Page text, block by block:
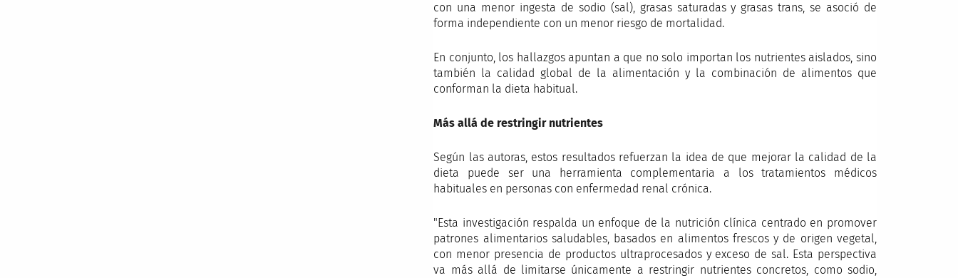
con una menor ingesta de sodio (sal), grasas saturadas y grasas trans, se asoció de
forma independiente con un menor riesgo de mortalidad.
En conjunto, los hallazgos apuntan a que no solo importan los nutrientes aislados, sino
también la calidad global de la alimentación y la combinación de alimentos que
conforman la dieta habitual.
Más allá de restringir nutrientes
Según las autoras, estos resultados refuerzan la idea de que mejorar la calidad de la
dieta puede ser una herramienta complementaria a los tratamientos médicos
habituales en personas con enfermedad renal crónica.
"Esta investigación respalda un enfoque de la nutrición clínica centrado en promover
patrones alimentarios saludables, basados en alimentos frescos y de origen vegetal,
con menor presencia de productos ultraprocesados y exceso de sal. Esta perspectiva
va más allá de limitarse únicamente a restringir nutrientes concretos, como sodio,